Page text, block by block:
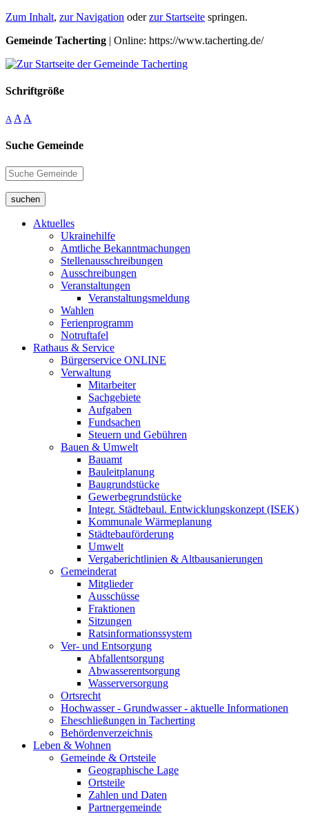
Zum Inhalt, zur Navigation oderzur Startseite springen.
Gemeinde Tacherting | Online: https://www.tacherting.de/
Schriftgröße
A A A
Suche Gemeinde
suchen
Aktuelles
Ukrainehilfe
Amtliche Bekanntmachungen
Stellenausschreibungen
Ausschreibungen
Veranstaltungen
Veranstaltungsmeldung
Wahlen
Ferienprogramm
Notruftafel
Rathaus & Service
Bürgerservice ONLINE
Verwaltung
Mitarbeiter
Sachgebiete
Aufgaben
Fundsachen
Steuern und Gebühren
Bauen & Umwelt
Bauamt
Bauleitplanung
Baugrundstücke
Gewerbegrundstücke
Integr. Städtebaul. Entwicklungskonzept (ISEK)
Kommunale Wärmeplanung
Städtebauförderung
Umwelt
Vergaberichtlinien & Altbausanierungen
Gemeinderat
Mitglieder
Ausschüsse
Fraktionen
Sitzungen
Ratsinformationssystem
Ver- und Entsorgung
Abfallentsorgung
Abwasserentsorgung
Wasserversorgung
Ortsrecht
Hochwasser - Grundwasser - aktuelle Informationen
Eheschließungen in Tacherting
Behördenverzeichnis
Leben & Wohnen
Gemeinde & Ortsteile
Geographische Lage
Ortsteile
Zahlen und Daten
Partnergemeinde